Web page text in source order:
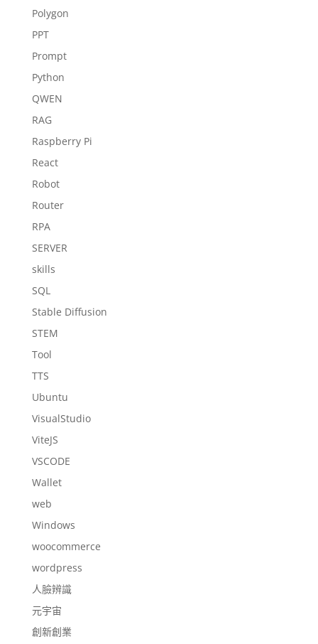
Polygon
PPT
Prompt
Python
QWEN
RAG
Raspberry Pi
React
Robot
Router
RPA
SERVER
skills
SQL
Stable Diffusion
STEM
Tool
TTS
Ubuntu
VisualStudio
ViteJS
VSCODE
Wallet
web
Windows
woocommerce
wordpress
人臉辨識
元宇宙
創新創業